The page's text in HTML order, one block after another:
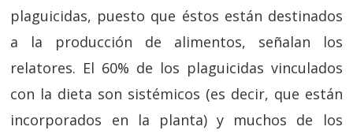
plaguicidas, puesto que éstos están destinados
a la producción de alimentos, señalan los
relatores. El 60% de los plaguicidas vinculados
con la dieta son sistémicos (es decir, que están
incorporados en la planta) y muchos de los